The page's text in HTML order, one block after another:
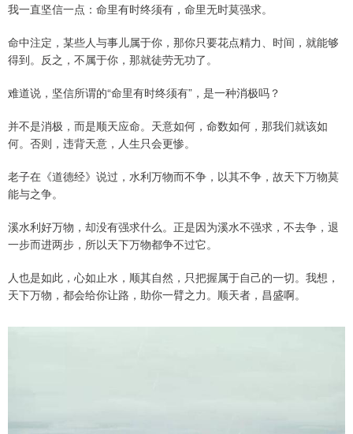
我一直坚信一点：命里有时终须有，命里无时莫强求。
命中注定，某些人与事儿属于你，那你只要花点精力、时间，就能够
得到。反之，不属于你，那就徒劳无功了。
难道说，坚信所谓的“命里有时终须有”，是一种消极吗？
并不是消极，而是顺天应命。天意如何，命数如何，那我们就该如
何。否则，违背天意，人生只会更惨。
老子在《道德经》说过，水利万物而不争，以其不争，故天下万物莫
能与之争。
溪水利好万物，却没有强求什么。正是因为溪水不强求，不去争，退
一步而进两步，所以天下万物都争不过它。
人也是如此，心如止水，顺其自然，只把握属于自己的一切。我想，
天下万物，都会给你让路，助你一臂之力。顺天者，昌盛啊。